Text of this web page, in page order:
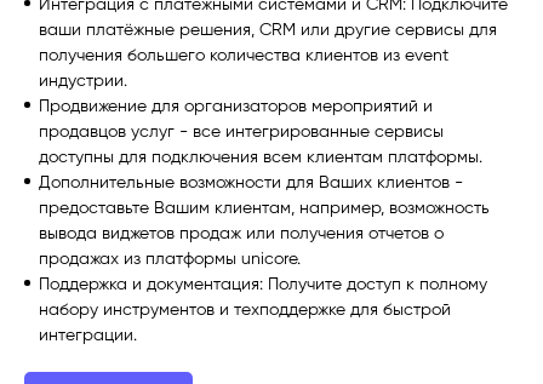
Интеграция с платёжными системами и CRM: Подключите
ваши платёжные решения, CRM или другие сервисы для
получения большего количества клиентов из event
индустрии.
Продвижение для организаторов мероприятий и
продавцов услуг - все интегрированные сервисы
доступны для подключения всем клиентам платформы.
Дополнительные возможности для Ваших клиентов -
предоставьте Вашим клиентам, например, возможность
вывода виджетов продаж или получения отчетов о
продажах из платформы unicore.
Поддержка и документация: Получите доступ к полному
набору инструментов и техподдержке для быстрой
интеграции.